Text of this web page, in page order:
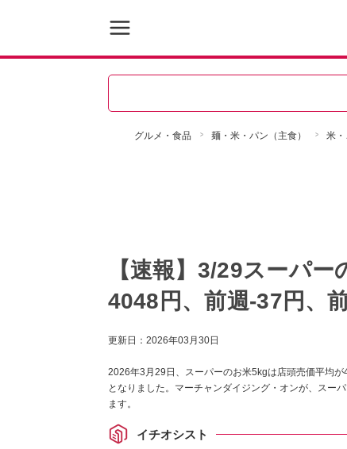
グルメ・食品 麺・米・パン（主食） 米
【速報】3/29スーパ
4048円、前週-37円、
更新日： 2026年03月30日
2026年3月29日、スーパーのお米5kgは店頭売価平均
となりました。マーチャンダイジング・オンが、スー
ます。
イチオシスト